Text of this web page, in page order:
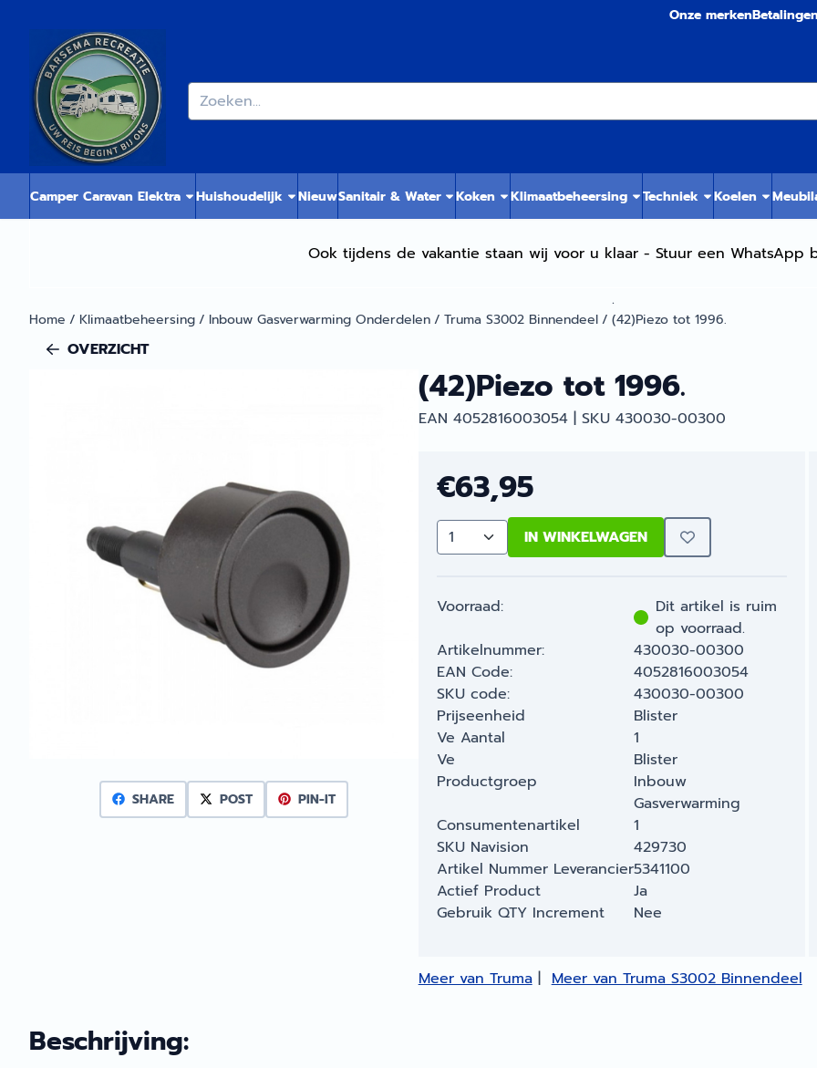
Onze merken
Zoeken
Camper Caravan Elektra Huishoudelijk NieuwSanitair & Water Koken Klimaatbeheersing Techniek Koelen
Ook tijdens de vakantie staan wij voor u klaar - Stuur een WhatsApp
.
Home / Klimaatbeheersing/ Inbouw Gasverwarming Onderdelen/ Truma S3002 Binnendeel/ (42)Piezo tot 1996.
OVERZICHT
SHARE POST PIN-IT
(42)Piezo tot 1996.
EAN 4052816003054 | SKU 430030-00300
€63,95
Aantal IN WINKELWAGEN
Voorraad:
Dit artikel is ruim
op voorraad.
Artikelnummer:
430030-00300
EAN Code:
4052816003054
SKU code:
430030-00300
Prijseenheid
Blister
Ve Aantal
1
Ve
Blister
Productgroep
Inbouw
Gasverwarming
Consumentenartikel
1
SKU Navision
429730
Artikel Nummer Leverancier5341100
Actief Product
Ja
Gebruik QTY Increment
Nee
Meer van Truma|Meer van Truma S3002 Binnendeel
Beschrijving: